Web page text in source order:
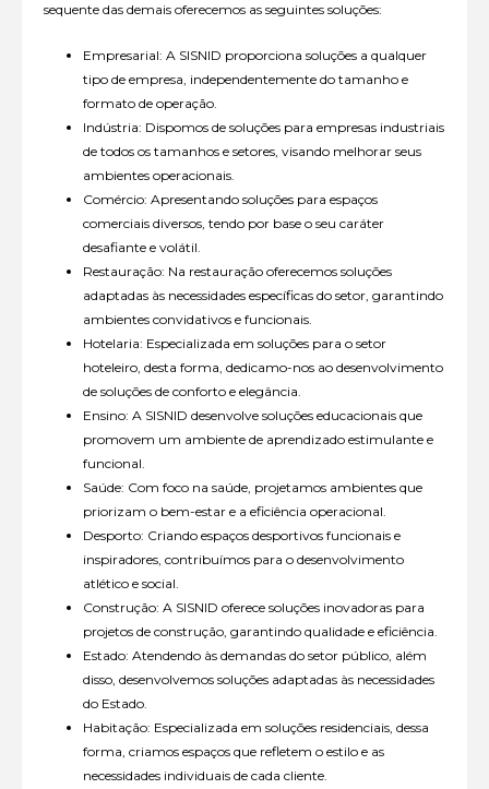
sequente das demais oferecemos as seguintes soluções:
Empresarial: A SISNID proporciona soluções a qualquer
tipo de empresa, independentemente do tamanho e
formato de operação.
Indústria: Dispomos de soluções para empresas industriais
de todos os tamanhos e setores, visando melhorar seus
ambientes operacionais.
Comércio: Apresentando soluções para espaços
comerciais diversos, tendo por base o seu caráter
desafiante e volátil.
Restauração: Na restauração oferecemos soluções
adaptadas às necessidades específicas do setor, garantindo
ambientes convidativos e funcionais.
Hotelaria: Especializada em soluções para o setor
hoteleiro, desta forma, dedicamo-nos ao desenvolvimento
de soluções de conforto e elegância.
Ensino: A SISNID desenvolve soluções educacionais que
promovem um ambiente de aprendizado estimulante e
funcional.
Saúde: Com foco na saúde, projetamos ambientes que
priorizam o bem-estar e a eficiência operacional.
Desporto: Criando espaços desportivos funcionais e
inspiradores, contribuímos para o desenvolvimento
atlético e social.
Construção: A SISNID oferece soluções inovadoras para
projetos de construção, garantindo qualidade e eficiência.
Estado: Atendendo às demandas do setor público, além
disso, desenvolvemos soluções adaptadas às necessidades
do Estado.
Habitação: Especializada em soluções residenciais, dessa
forma, criamos espaços que refletem o estilo e as
necessidades individuais de cada cliente.